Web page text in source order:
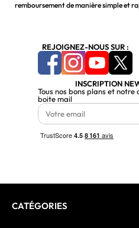
remboursement de manière simple et
REJOIGNEZ-NOUS SUR :
INSCRIPTION
Tous nos bons plans et
boite mail
CATÉGORIES